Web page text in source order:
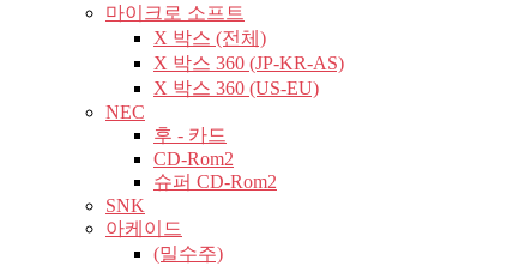
마이크로 소프트
X 박스 (전체)
X 박스 360 (JP-KR-AS)
X 박스 360 (US-EU)
NEC
후 - 카드
CD-Rom2
슈퍼 CD-Rom2
SNK
아케이드
(밀수주)